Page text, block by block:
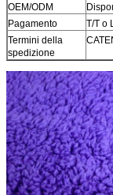
OEM/ODM
Pagamento
T/T o
Termini della
spedizione